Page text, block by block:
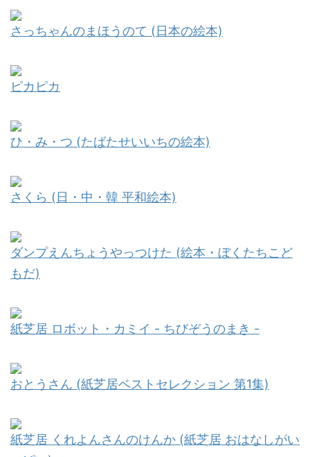
さっちゃんのまほうのて (日本の絵本)
ピカピカ
ひ・み・つ (たばたせいいちの絵本)
さくら (日・中・韓 平和絵本)
ダンプえんちょうやっつけた (絵本・ぼくたちこど
もだ)
紙芝居 ロボット・カミイ - ちびぞうのまき -
おとうさん (紙芝居ベストセレクション 第1集)
紙芝居 くれよんさんのけんか (紙芝居 おはなしがい